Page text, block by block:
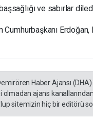
ve sabırlar
Erdoğan,
Haber Ajansı
ajans
sitemizin hiç bir editörü